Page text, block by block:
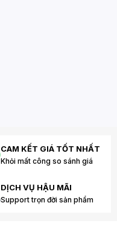
CAM KẾT GIÁ TỐT NHẤT
Khỏi mất công so sánh giá
DỊCH VỤ HẬU MÃI
Support trọn đời sản phẩm